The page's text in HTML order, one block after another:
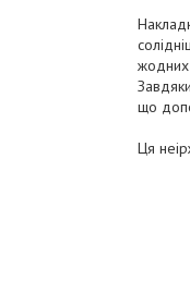
жодних
що
Ця